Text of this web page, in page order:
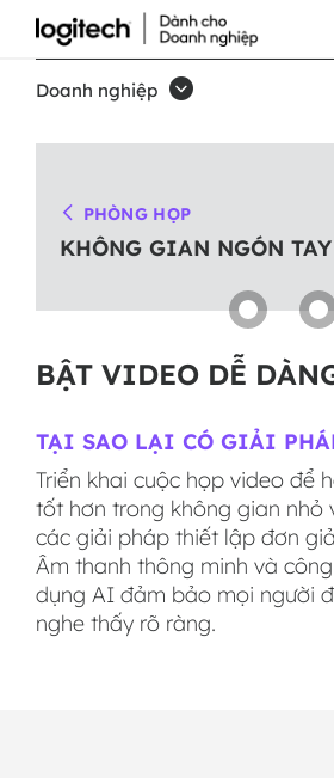
GIẢI
PHÁP
HỌP
NHÓM
Doanh nghiệp
PHÒNG HỌP
KHÔNG GIAN NGÓN TAY
BẬT VIDEO DỄ
TẠI SAO LẠI CÓ GIẢI
Triển khai cuộc họp video để
tốt hơn trong không gian nhỏ
các giải pháp thiết lập đơn
Âm thanh thông minh và
dụng AI đảm bảo mọi người
nghe thấy rõ ràng.